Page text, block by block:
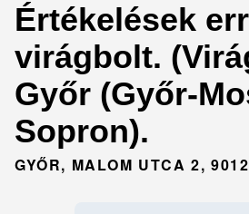
Értékelések
virágbolt.
Győr (Győr-
Sopron).
GYŐR, MALOM UTCA 2, 9012